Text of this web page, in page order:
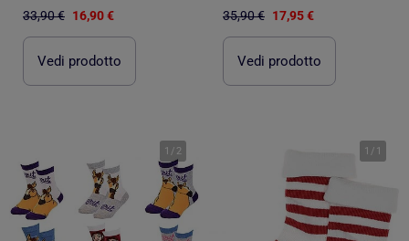
33,90 € 16,90 €
Vedi prodotto
35,90 € 17,95 €
Vedi prodotto
1 / 2 1 / 1